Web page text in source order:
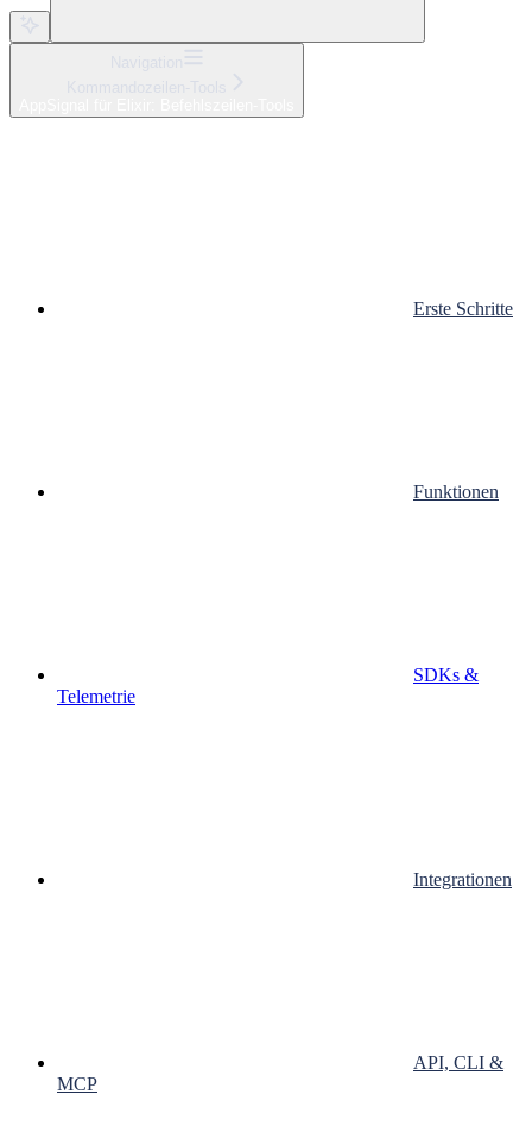
Erste Schritte
Funktionen
SDKs &
Telemetrie
Integrationen
API, CLI &
MCP